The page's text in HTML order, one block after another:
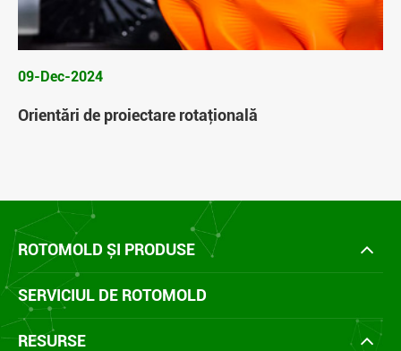
09-Dec-2024
Orientări de proiectare rotaţională
ROTOMOLD ȘI PRODUSE
SERVICIUL DE ROTOMOLD
RESURSE